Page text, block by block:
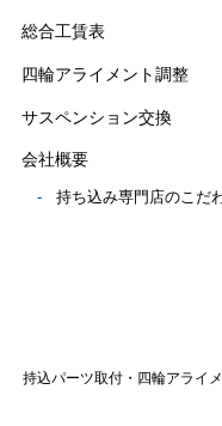
総合工賃表
四輪アライメント調整
サスペンション交換
会社概要
持ち込み専門店のこだ
持込パーツ取付・四輪アライ